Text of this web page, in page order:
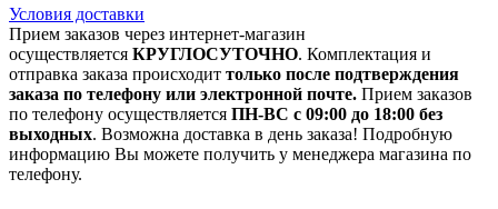
Условия доставки
Прием заказов через интернет-магазин
осуществляется КРУГЛОСУТОЧНО. Комплектация и
отправка заказа происходит только после подтверждения
заказа по телефону или электронной почте. Прием заказов
по телефону осуществляется ПН-ВС с 09:00 до 18:00 без
выходных. Возможна доставка в день заказа! Подробную
информацию Вы можете получить у менеджера магазина по
телефону.